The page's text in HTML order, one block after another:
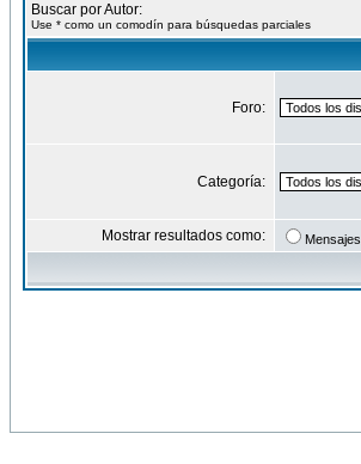
Buscar por Autor:
Use * como un comodín para búsquedas parciales
Foro:
Categoría:
Mostrar resultados como: Mensajes